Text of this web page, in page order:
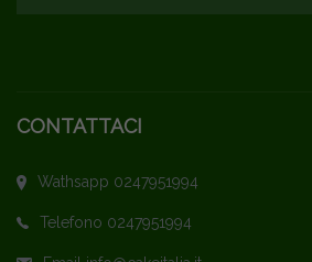
CONTATTACI
Wathsapp 0247951994
Telefono 0247951994